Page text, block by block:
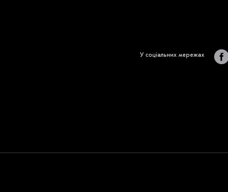
У соціальних мережах